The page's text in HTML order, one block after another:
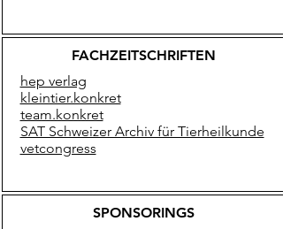
FACHZEITSCHRIFTEN
hep verlag
kleintier.konkret
team.konkret
SAT Schweizer Archiv für Tierheilkunde
vetcongress
SPONSORINGS